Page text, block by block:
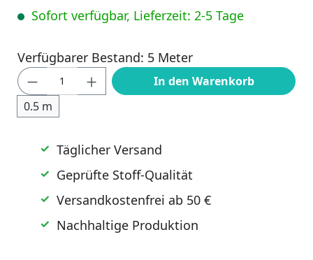
Sofort verfügbar, Lieferzeit: 2-5 Tage
Verfügbarer Bestand: 5 Meter
Produkt Anzahl: Gib den gewünschten
0.5 m
In den Warenkorb
Täglicher Versand
Geprüfte Stoff-Qualität
Versandkostenfrei ab 50 €
Nachhaltige Produktion